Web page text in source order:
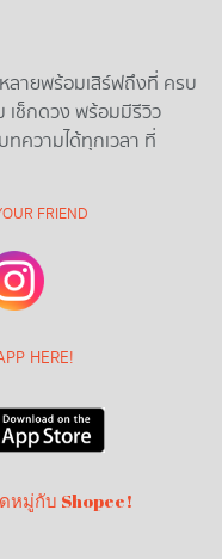
หลายพร้อมเสิร์ฟถึงที่ ครบ
เช็กดวง พร้อมมีรีวิว
ความได้ทุกเวลา ที่
FRIEND
HERE!
หมู่กับ Shopee!